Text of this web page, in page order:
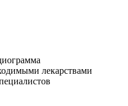
лекарствами